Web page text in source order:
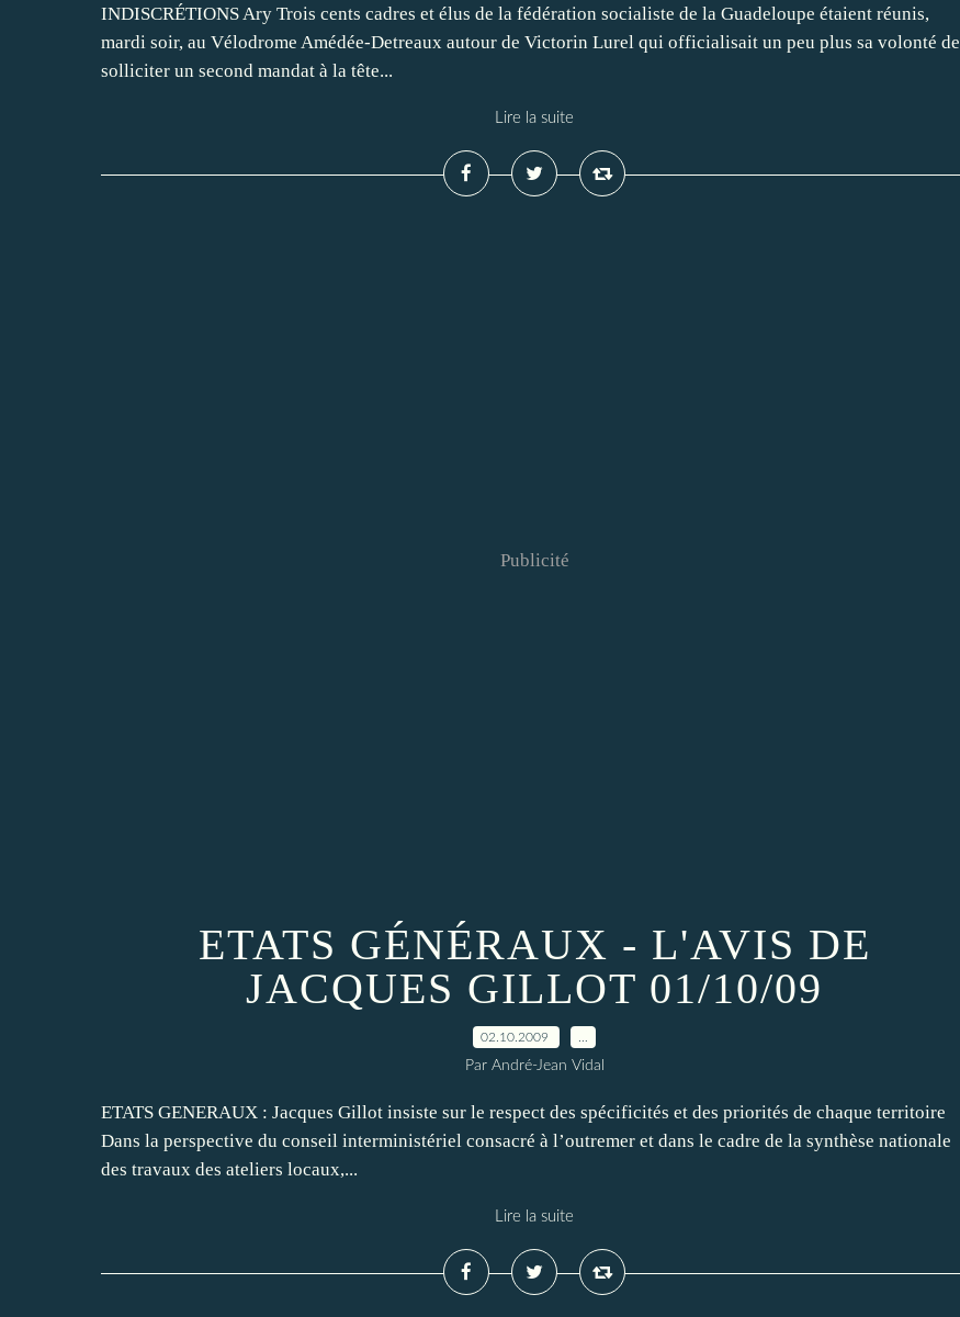
INDISCRÉTIONS Ary Trois cents cadres et élus de la fédération socialiste de la Guadeloupe étaient réunis,
mardi soir, au Vélodrome Amédée-Detreaux autour de Victorin Lurel qui officialisait un peu plus sa volonté de
solliciter un second mandat à la tête...
Lire la suite
Publicité
ETATS GÉNÉRAUX - L'AVIS DE
JACQUES GILLOT 01/10/09
02.10.2009
Par André-Jean Vidal
ETATS GENERAUX : Jacques Gillot insiste sur le respect des spécificités et des priorités de chaque territoire
Dans la perspective du conseil interministériel consacré à l’outremer et dans le cadre de la synthèse nationale
des travaux des ateliers locaux,...
Lire la suite